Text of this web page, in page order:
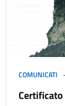
COMUNICATI